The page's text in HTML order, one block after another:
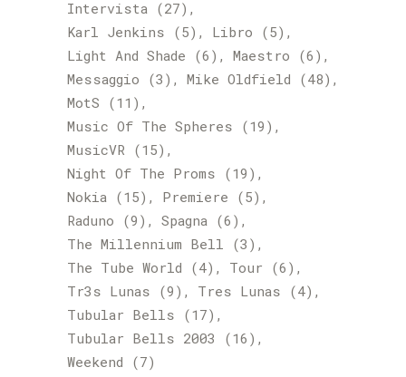
Intervista (27)
Karl Jenkins (5) Libro (5)
Light And Shade (6) Maestro (6)
Messaggio (3) Mike Oldfield (48)
MotS (11)
Music Of The Spheres (19)
MusicVR (15)
Night Of The Proms (19)
Nokia (15) Premiere (5)
Raduno (9) Spagna (6)
The Millennium Bell (3)
The Tube World (4) Tour (6)
Tr3s Lunas (9) Tres Lunas (4)
Tubular Bells (17)
Tubular Bells 2003 (16)
Weekend (7)